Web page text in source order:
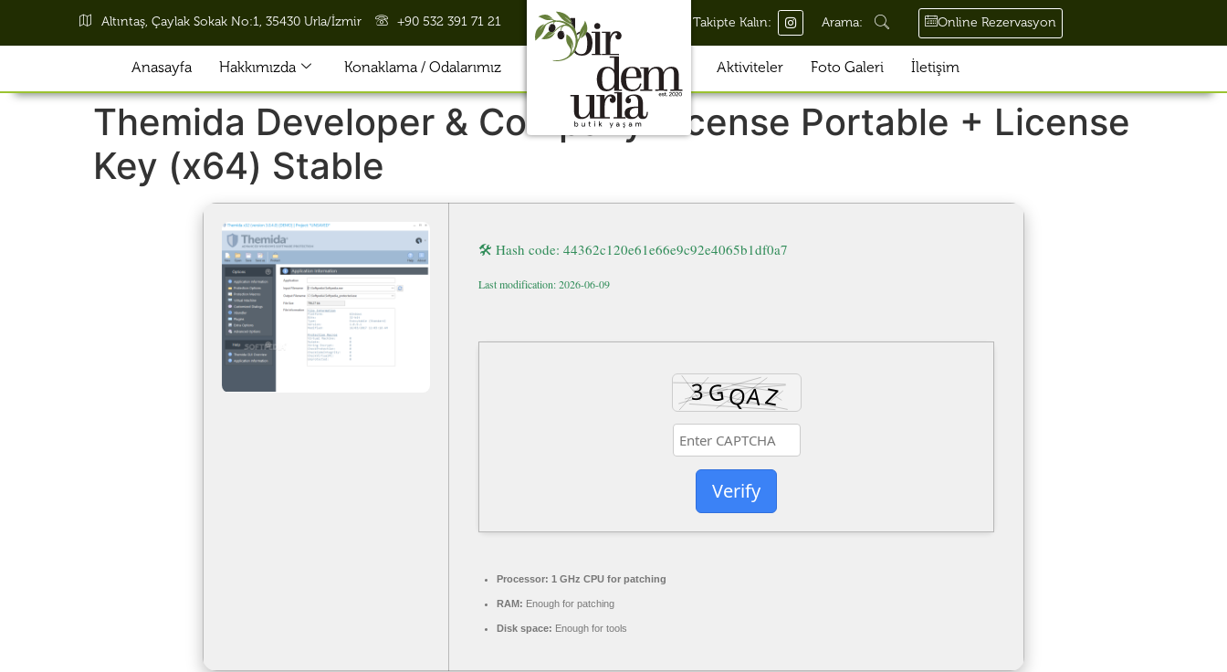
Altıntaş, Çaylak Sokak No:1, 35430 Urla/İzmir +90 532 391 71 21 Takipte Kalın: Arama: Online Rezervasyon
Anasayfa Hakkımızda Konaklama / Odalarımız Aktiviteler Foto Galeri İletişim
Themida Developer & Company License Portable + License
Key (x64) Stable
🛠 Hash code: 44362c120e61e66e9c92e4065b1df0a7
Last modification: 2026-06-09
Verify
Processor: 1 GHz CPU for patching
RAM: Enough for patching
Disk space: Enough for tools